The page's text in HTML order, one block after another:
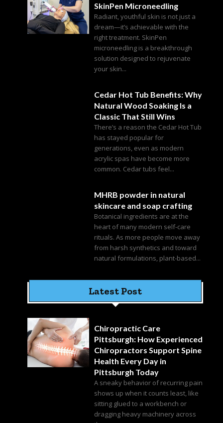
SkinPen Microneedling
Radiant, youthful skin is not just a
dream—it’s achievable with the
right treatment. SkinPen
microneedling is a breakthrough
solution designed to rejuvenate
your skin...
Cedar Hot Tub Benefits: Why
Natural Wood Soaking Is a
Classic That Still Wins
There’s a reason the Cedar Hot Tub
has stayed popular for
generations, even as modern
acrylic spas have become more
common. Cedar tubs feel...
MHRB powder in natural
skincare and soap crafting
Botanical ingredients are at the
heart of many modern self-care
rituals. As more people move away
from harsh synthetics and toward
natural formulations, plant-based...
Latest Post
Chiropractic Care
Pittsburgh: How Experienced
Chiropractors Support Spine
Health Every Day in
Pittsburgh Today
A sneaky behavior of recurring pain
shows up when it counts least, like
sitting glued to a workbench or
dragging heavy machinery across